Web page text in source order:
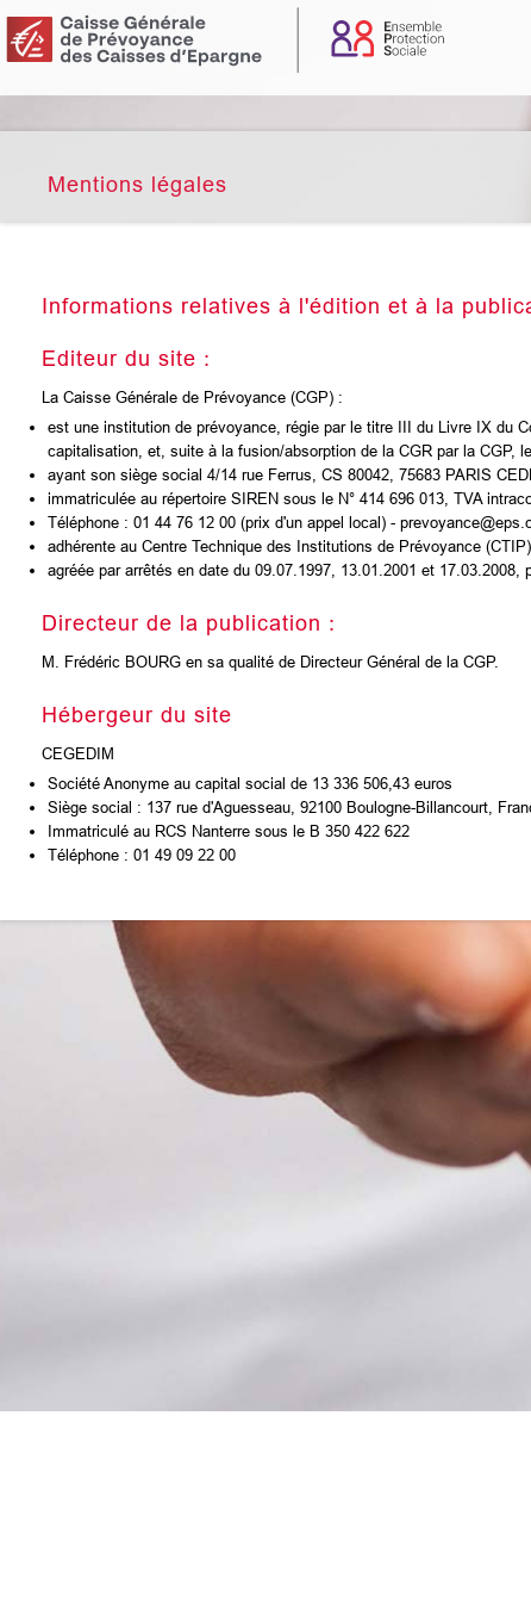
Mentions légales
Informations relatives à l'édition et à la
Editeur du site :
La Caisse Générale de Prévoyance (CGP) :
est une institution de prévoyance, régie par le titre III du Livre IX du
capitalisation, et, suite à la fusion/absorption de la CGR par la CGP,
ayant son siège social 4/14 rue Ferrus, CS 80042, 75683 PARIS
immatriculée au répertoire SIREN sous le N° 414 696 013, TVA
Téléphone : 01 44 76 12 00 (prix d'un appel local) -
adhérente au Centre Technique des Institutions de Prévoyance (CTIP).
agréée par arrêtés en date du 09.07.1997, 13.01.2001 et
Directeur de la publication :
M. Frédéric BOURG en sa qualité de Directeur Général de la CGP.
Hébergeur du site
CEGEDIM
Société Anonyme au capital social de 13 336 506,43 euros
Siège social : 137 rue d'Aguesseau, 92100 Boulogne-Billancourt,
Immatriculé au RCS Nanterre sous le B 350 422 622
Téléphone : 01 49 09 22 00